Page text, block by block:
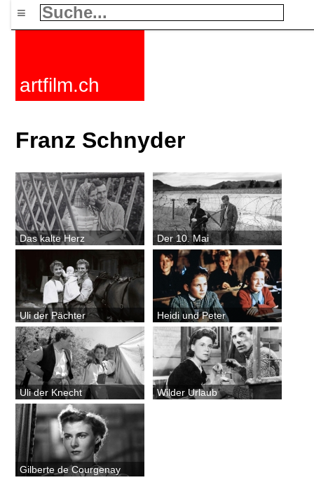
≡
artfilm.ch
Franz Schnyder
Das kalte Herz Der 10. Mai
Uli der Pächter Heidi und Peter
Uli der Knecht Wilder Urlaub
Gilberte de Courgenay